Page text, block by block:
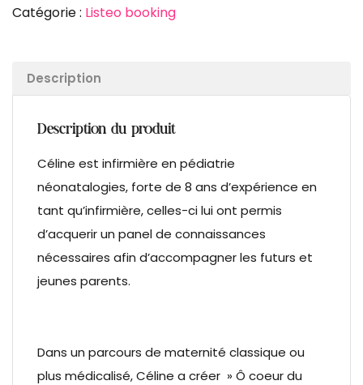
Catégorie : Listeo booking
Description
Description du produit
Céline est infirmière en pédiatrie
néonatalogies, forte de 8 ans d’expérience en
tant qu’infirmière, celles-ci lui ont permis
d’acquerir un panel de connaissances
nécessaires afin d’accompagner les futurs et
jeunes parents.
Dans un parcours de maternité classique ou
plus médicalisé, Céline a créer » Ô coeur du